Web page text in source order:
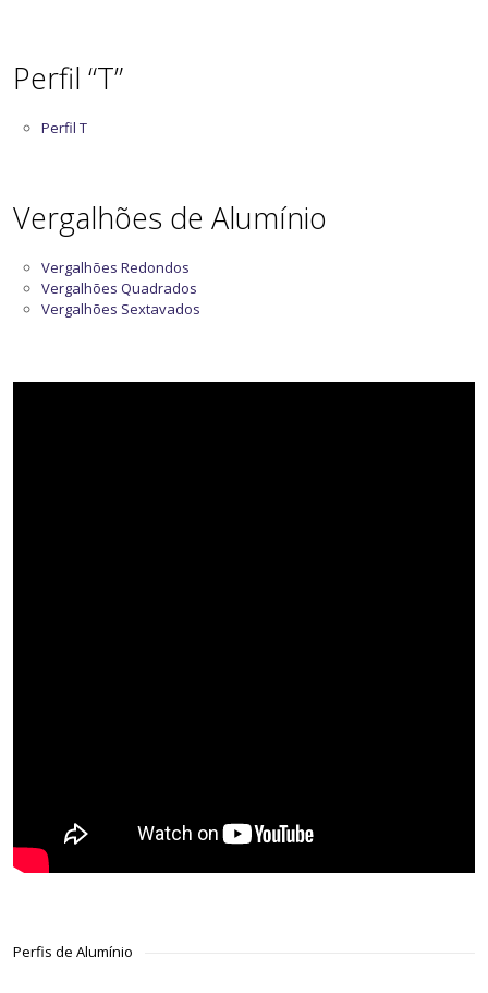
Perfil “T”
Perfil T
Vergalhões de Alumínio
Vergalhões Redondos
Vergalhões Quadrados
Vergalhões Sextavados
Perfis de Alumínio